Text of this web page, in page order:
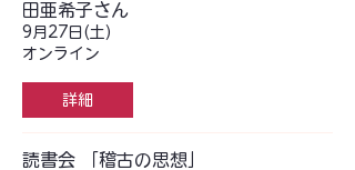
田亜希子さん
9月27日(土)
オンライン
詳細
読書会 「稽古の思想」